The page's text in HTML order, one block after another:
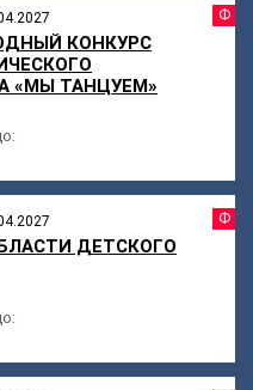
КОНКУРС
«МЫ ТАНЦУЕМ»
ДЕТСКОГО